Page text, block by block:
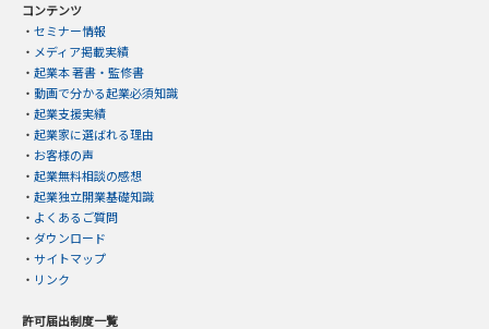
コンテンツ
・ セミナー情報
・ メディア掲載実績
・ 起業本 著書・監修書
・ 動画で分かる起業必須知識
・ 起業支援実績
・ 起業家に選ばれる理由
・ お客様の声
・ 起業無料相談の感想
・ 起業独立開業基礎知識
・ よくあるご質問
・ ダウンロード
・ サイトマップ
・ リンク
許可届出制度一覧